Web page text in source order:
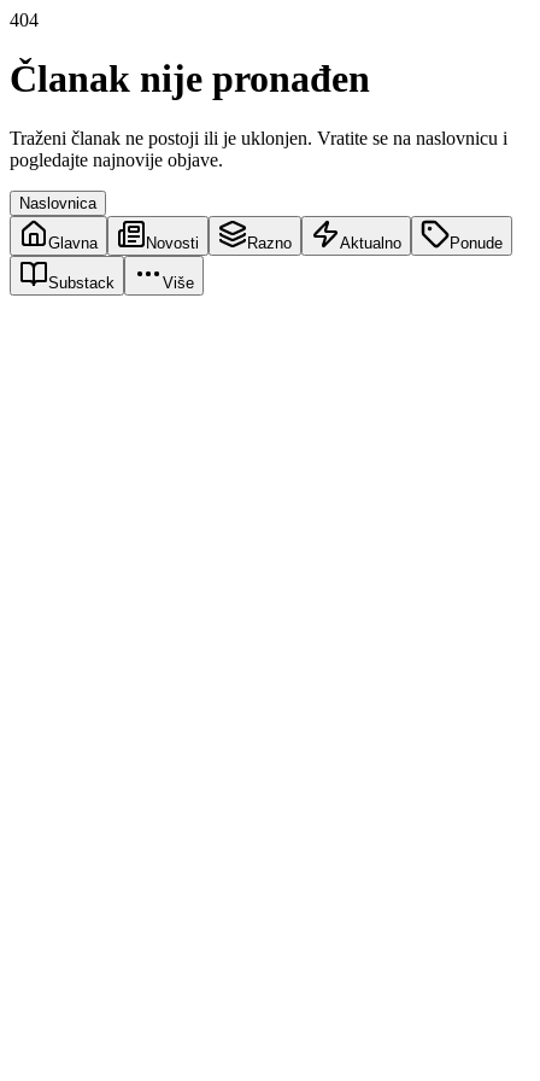
404
Članak nije pronađen
Traženi članak ne postoji ili je uklonjen. Vratite se na naslovnicu i
pogledajte najnovije objave.
Naslovnica
Glavna Novosti Razno Aktualno Ponude
Substack Više